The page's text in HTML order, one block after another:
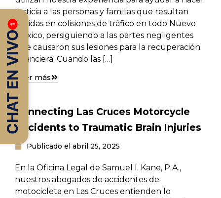
justicia a las personas y familias que resultan
heridas en colisiones de tráfico en todo Nuevo
México, persiguiendo a las partes negligentes
que causaron sus lesiones para la recuperación
financiera. Cuando las […]
Leer más
Connecting Las Cruces Motorcycle
Accidents to Traumatic Brain Injuries
Publicado el abril 25, 2025
En la Oficina Legal de Samuel I. Kane, P.A.,
nuestros abogados de accidentes de
motocicleta en Las Cruces entienden lo
CHAT EN VIVO
1